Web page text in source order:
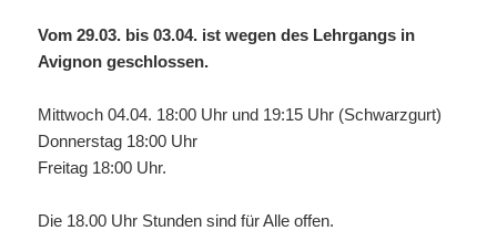
Vom 29.03. bis 03.04. ist wegen des Lehrgangs in
Avignon geschlossen.
Mittwoch 04.04. 18:00 Uhr und 19:15 Uhr (Schwarzgurt)
Donnerstag 18:00 Uhr
Freitag 18:00 Uhr.
Die 18.00 Uhr Stunden sind für Alle offen.